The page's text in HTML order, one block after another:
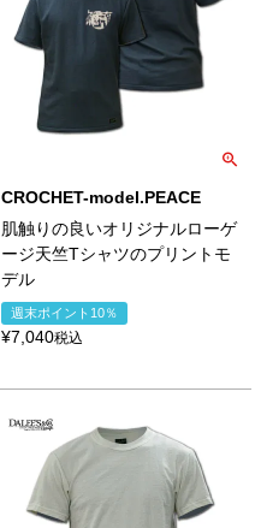
CROCHET-model.PEACE
肌触りの良いオリジナルローゲ
ージ天竺Tシャツのプリントモ
デル
週末ポイント10％
¥7,040税込